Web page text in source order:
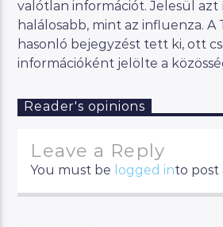
valótlan információt. Jelesül azt
halálosabb, mint az influenza. A
hasonló bejegyzést tett ki, ott
információként jelölte a
Reader's opinions
Leave a Reply
You must be logged into post